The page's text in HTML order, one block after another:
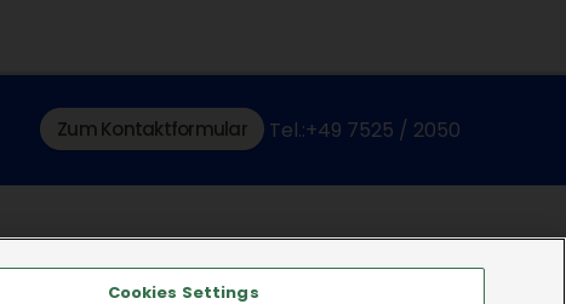
Zum Kontaktformular Tel.:+49 7525 / 2050
Cookies Settings